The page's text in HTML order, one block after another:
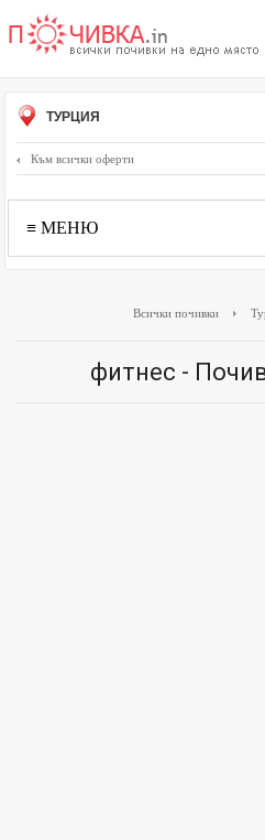
ТУРЦИЯ
Към всички оферти
≡ МЕНЮ
Всички почивки
фитнес -